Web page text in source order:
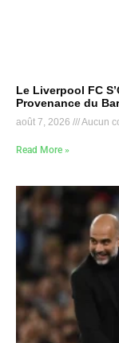
Le Liverpool FC
Provenance du
août 7, 2026 Aucun
Read More »